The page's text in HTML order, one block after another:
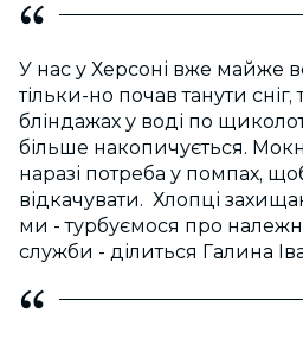
У нас у Херсоні вже майже
тільки-но почав танути
бліндажах у воді по
більше накопичується.
наразі потреба у помпах,
відкачувати. Хлопці
ми - турбуємося про
служби - ділиться Галина